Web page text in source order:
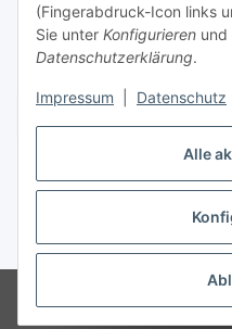
Alle
(Fingerabdruck-Icon links
Sie unter Konfigurieren und
Datenschutzerklärung.
Impressum Datenschutz
Gesetzliche Informationen
* Alle Preise inkl. gesetzlicher